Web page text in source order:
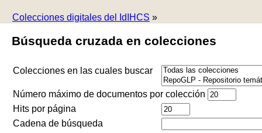
Colecciones digitales del IdIHCS »
Búsqueda cruzada en colecciones
Colecciones en las cuales buscar
Número máximo de documentos por colección
Hits por página
Cadena de búsqueda